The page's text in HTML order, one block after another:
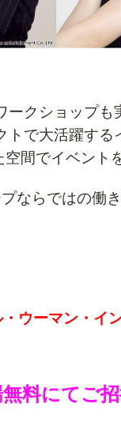
クショップも
で大活躍す
間でイベント
ならではの働
・ウーマン・イ
料にてご招